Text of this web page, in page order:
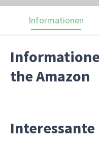
Informationen
the Amazon